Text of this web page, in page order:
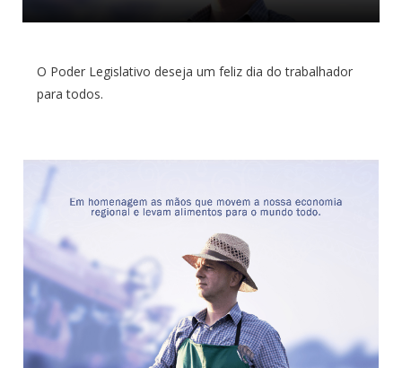
O Poder Legislativo deseja um feliz dia do trabalhador
para todos.